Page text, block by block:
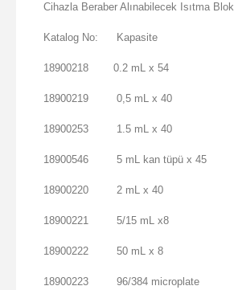
Cihazla Beraber Alınabilecek Isıtma
Katalog No: Kapasite
18900218 0.2 mL x 54
18900219 0,5 mL x 40
18900253 1.5 mL x 40
18900546 5 mL kan tüpü x 45
18900220 2 mL x 40
18900221 5/15 mL x8
18900222 50 mL x 8
18900223 96/384 microplate